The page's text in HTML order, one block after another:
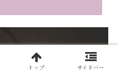
トップ サイドバー